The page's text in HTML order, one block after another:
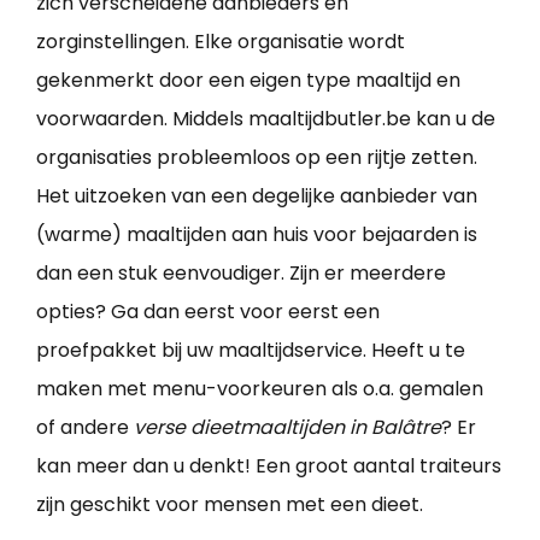
zorginstellingen. Elke organisatie wordt
gekenmerkt door een eigen type maaltijd en
voorwaarden. Middels maaltijdbutler.be kan u de
organisaties probleemloos op een rijtje zetten.
Het uitzoeken van een degelijke aanbieder van
(warme) maaltijden aan huis voor bejaarden is
dan een stuk eenvoudiger. Zijn er meerdere
opties? Ga dan eerst voor eerst een
proefpakket bij uw maaltijdservice. Heeft u te
maken met menu-voorkeuren als o.a. gemalen
of andere verse dieetmaaltijden in Balâtre? Er
kan meer dan u denkt! Een groot aantal traiteurs
zijn geschikt voor mensen met een dieet.